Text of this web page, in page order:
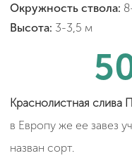
Окружность ствола:
Высота: 3-3,5 м
Краснолистная слива
в Европу же ее завез
назван сорт.